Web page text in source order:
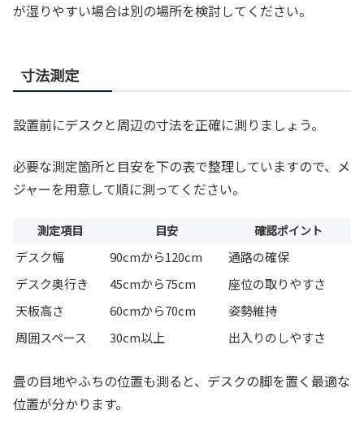
が湿りやすい場合は別の場所を検討してください。
寸法測定
設置前にデスクと周辺の寸法を正確に測りましょう。
必要な測定箇所と目安を下の表で整理していますので、メ
ジャーを用意して順に測ってください。
測定項目 目安 確認ポイント
デスク幅 90cmから120cm
通路の確保
デスク奥行き
45cmから75cm
座位の取りやすさ
天板高さ
60cmから70cm
姿勢維持
周囲スペース
30cm以上 出入りのしやすさ
畳の目地やふちの位置も測ると、デスクの脚を置く最適な
位置が分かります。